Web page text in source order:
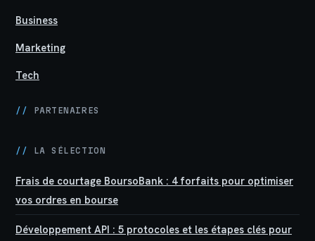
Business
Marketing
Tech
// PARTENAIRES
// LA SÉLECTION
Frais de courtage BoursoBank : 4 forfaits pour optimiser
vos ordres en bourse
Développement API : 5 protocoles et les étapes clés pour